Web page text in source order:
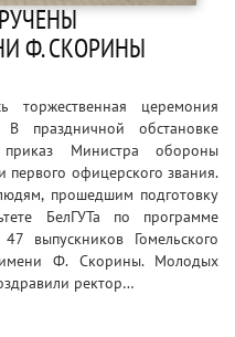
Ф. СКОРИНЫ
торжественная церемония
праздничной обстановке
Министра обороны
первого офицерского звания.
прошедшим подготовку
БелГУТа по программе
выпускников Гомельского
имени Ф. Скорины. Молодых
ректор…